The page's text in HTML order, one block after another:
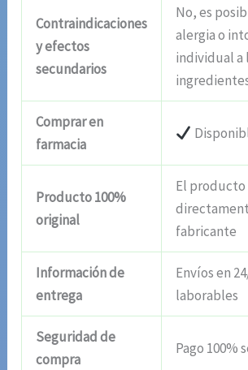
Contraindicaciones
y efectos
secundarios
No, es
alergia o
individual a
Comprar en
farmacia
Producto 100%
original
El producto
fabricante
Información de
entrega
Envíos en
laborables
Seguridad de
compra
Pago 100%